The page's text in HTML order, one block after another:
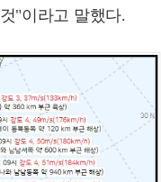
"이라고 말했다.